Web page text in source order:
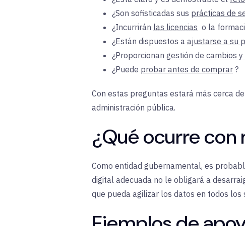
¿Son sofisticadas sus prácticas de
¿Incurrirán las licencias o la
¿Están dispuestos a ajustarse a su
¿Proporcionan gestión de cambios
¿Puede probar antes de comprar ?
Con estas preguntas estará más cerca
administración pública.
¿Qué ocurre con
Como entidad gubernamental, es
digital adecuada no le obligará a
que pueda agilizar los datos en todos